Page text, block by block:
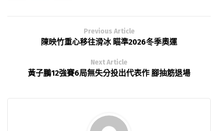
Previous Article
陳映竹重心移往滑冰 瞄準2026冬季奧運
Next Article
黃子鵬12強賽6局無失分投出代表作 腳抽筋退場